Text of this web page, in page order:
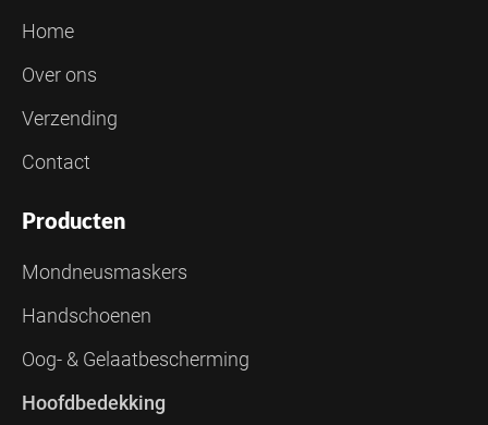
Home
Over ons
Verzending
Contact
Producten
Mondneusmaskers
Handschoenen
Oog- & Gelaatbescherming
Hoofdbedekking